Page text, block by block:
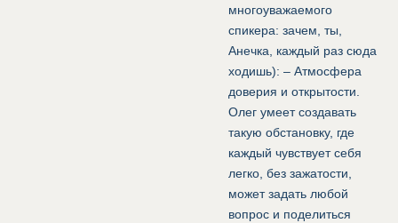
многоуважаемого
спикера: зачем, ты,
Анечка, каждый раз сюда
ходишь): – Атмосфера
доверия и открытости.
Олег умеет создавать
такую обстановку, где
каждый чувствует себя
легко, без зажатости,
может задать любой
вопрос и поделиться